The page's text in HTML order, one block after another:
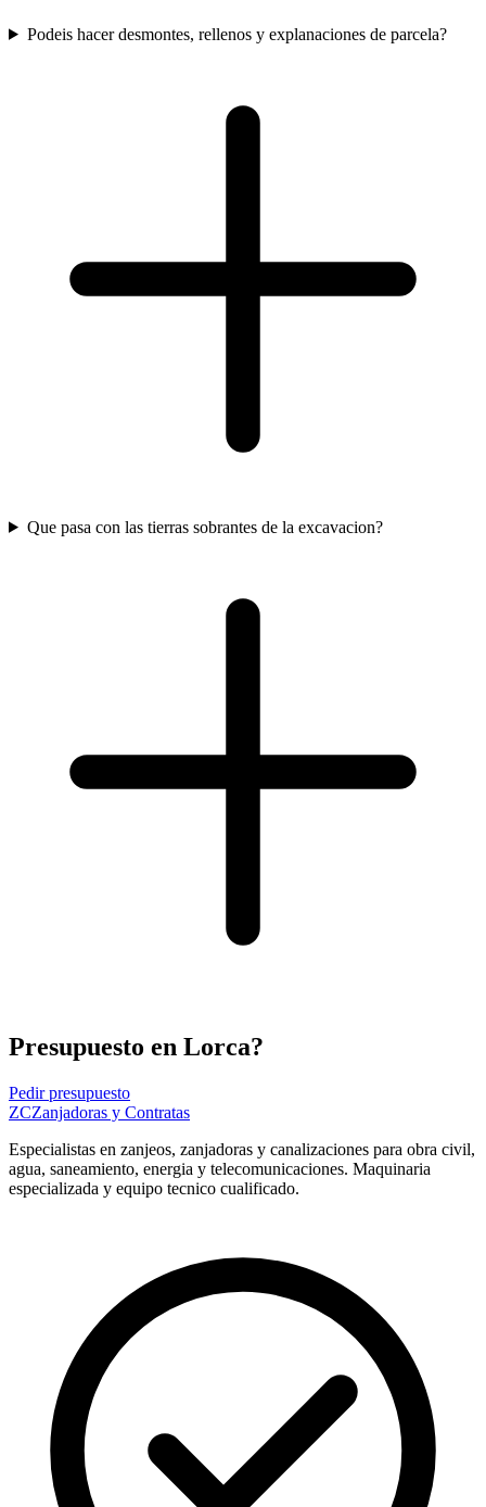
Podeis hacer desmontes, rellenos y explanaciones de parcela?
Que pasa con las tierras sobrantes de la excavacion?
Presupuesto en Lorca?
Pedir presupuesto
ZCZanjadoras y Contratas
Especialistas en zanjeos, zanjadoras y canalizaciones para obra civil,
agua, saneamiento, energia y telecomunicaciones. Maquinaria
especializada y equipo tecnico cualificado.